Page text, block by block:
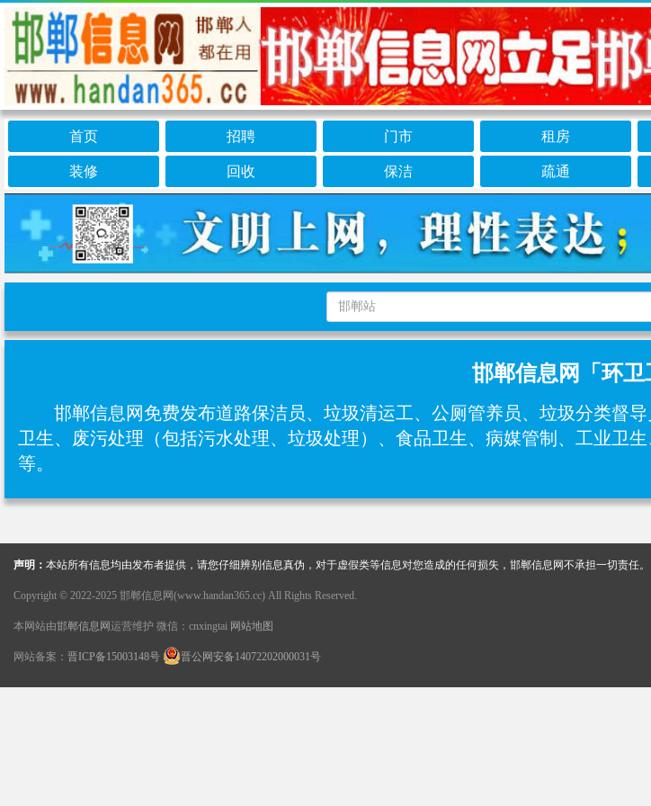
首页 招聘 门市 租房
装修 回收 保洁 疏通
邯郸信息网「环
邯郸信息网免费发布道路保洁员、‌垃圾清运工、公厕管养员、垃圾分类督
卫生、废污处理（包括污水处理、垃圾处理）、食品卫生、病媒管制、工业卫
等。
声明： 本站所有信息均由发布者提供，请您仔细辨别信息真伪，对于虚假类等信息对您造成的任何损失，邯郸信息网不承担一切责任。
Copyright © 2022-2025 邯郸信息网(www.handan365.cc) All Rights Reserved.
本网站由邯郸信息网运营维护 微信：cnxingtai 网站地图
网站备案： 晋ICP备15003148号 晋公网安备14072202000031号